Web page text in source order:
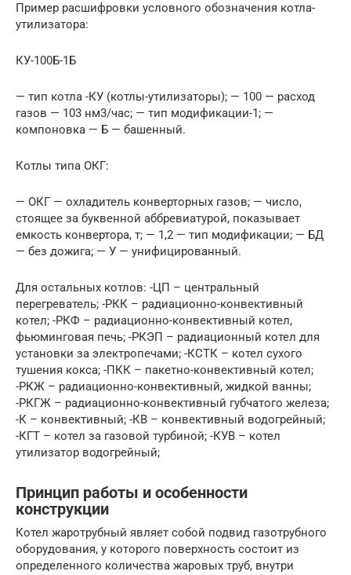
Пример расшифровки условного обозначения котла-
утилизатора:
КУ-100Б-1Б
— тип котла -КУ (котлы-утилизаторы); — 100 — расход
газов — 103 нм3/час; — тип модификации-1; —
компоновка — Б — башенный.
Котлы типа ОКГ:
— ОКГ — охладитель конверторных газов; — число,
стоящее за буквенной аббревиатурой, показывает
емкость конвертора, т; — 1,2 — тип модификации; — БД
— без дожига; — У — унифицированный.
Для остальных котлов: -ЦП – центральный
перегреватель; -РКК – радиационно-конвективный
котел; -РКФ – радиационно-конвективный котел,
фьюминговая печь; -РКЭП – радиационный котел для
установки за электропечами; -КСТК – котел сухого
тушения кокса; -ПКК – пакетно-конвективный котел;
-РКЖ – радиационно-конвективный, жидкой ванны;
-РКГЖ – радиационно-конвективный губчатого железа;
-К – конвективный; -КВ – конвективный водогрейный;
-КГТ – котел за газовой турбиной; -КУВ – котел
утилизатор водогрейный;
Принцип работы и особенности
конструкции
Котел жаротрубный являет собой подвид газотрубного
оборудования, у которого поверхность состоит из
определенного количества жаровых труб, внутри